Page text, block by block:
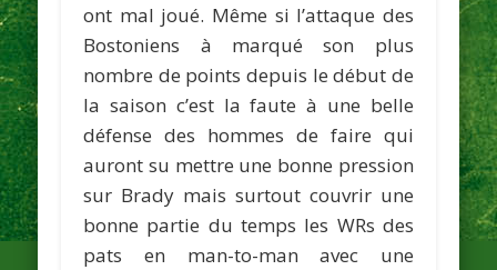
ont mal joué. Même si l’attaque des
Bostoniens à marqué son plus
nombre de points depuis le début de
la saison c’est la faute à une belle
défense des hommes de faire qui
auront su mettre une bonne pression
sur Brady mais surtout couvrir une
bonne partie du temps les WRs des
pats en man-to-man avec une